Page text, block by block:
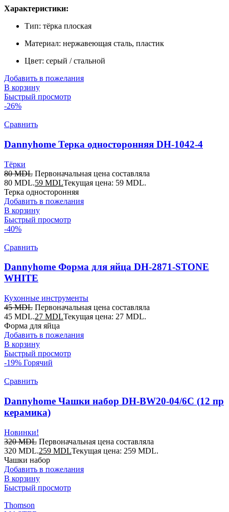
Характеристики:
Тип: тёрка плоская
Материал: нержавеющая сталь, пластик
Цвет: серый / стальной
Добавить в пожелания
В корзину
Быстрый просмотр
-26%
Сравнить
Dannyhome Терка односторонняя DH-1042-4
Тёрки
80MDL Первоначальная цена составляла
80 MDL.59 MDLТекущая цена: 59 MDL.
Терка односторонняя
Добавить в пожелания
В корзину
Быстрый просмотр
-40%
Сравнить
Dannyhome Форма для яйца DH-2871-STONE
WHITE
Кухонные инструменты
45MDL Первоначальная цена составляла
45 MDL.27 MDLТекущая цена: 27 MDL.
Форма для яйца
Добавить в пожелания
В корзину
Быстрый просмотр
-19% Горячий
Сравнить
Dannyhome Чашки набор DH-BW20-04/6C (12 пр
керамика)
Новинки!
320MDL Первоначальная цена составляла
320 MDL.259 MDLТекущая цена: 259 MDL.
Чашки набор
Добавить в пожелания
В корзину
Быстрый просмотр
Thomson